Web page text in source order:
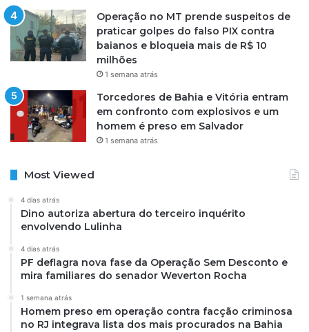
Operação no MT prende suspeitos de
praticar golpes do falso PIX contra
baianos e bloqueia mais de R$ 10
milhões
1 semana atrás
Torcedores de Bahia e Vitória entram
em confronto com explosivos e um
homem é preso em Salvador
1 semana atrás
Most Viewed
4 dias atrás
Dino autoriza abertura do terceiro inquérito
envolvendo Lulinha
4 dias atrás
PF deflagra nova fase da Operação Sem Desconto e
mira familiares do senador Weverton Rocha
1 semana atrás
Homem preso em operação contra facção criminosa
no RJ integrava lista dos mais procurados na Bahia